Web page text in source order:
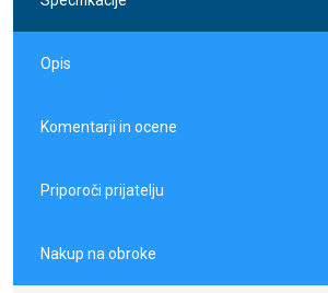
Opis
Komentarji in ocene
Priporoči prijatelju
Nakup na obroke